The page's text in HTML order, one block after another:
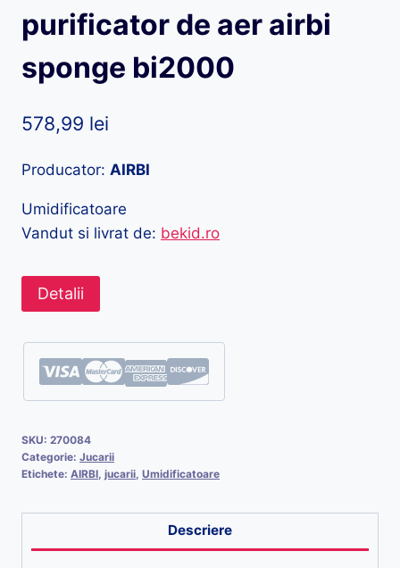
purificator de aer airbi
sponge bi2000
578,99 lei
Producator: AIRBI
Umidificatoare
Vandut si livrat de: bekid.ro
Detalii
SKU: 270084
Categorie: Jucarii
Etichete: AIRBI jucarii Umidificatoare
Descriere